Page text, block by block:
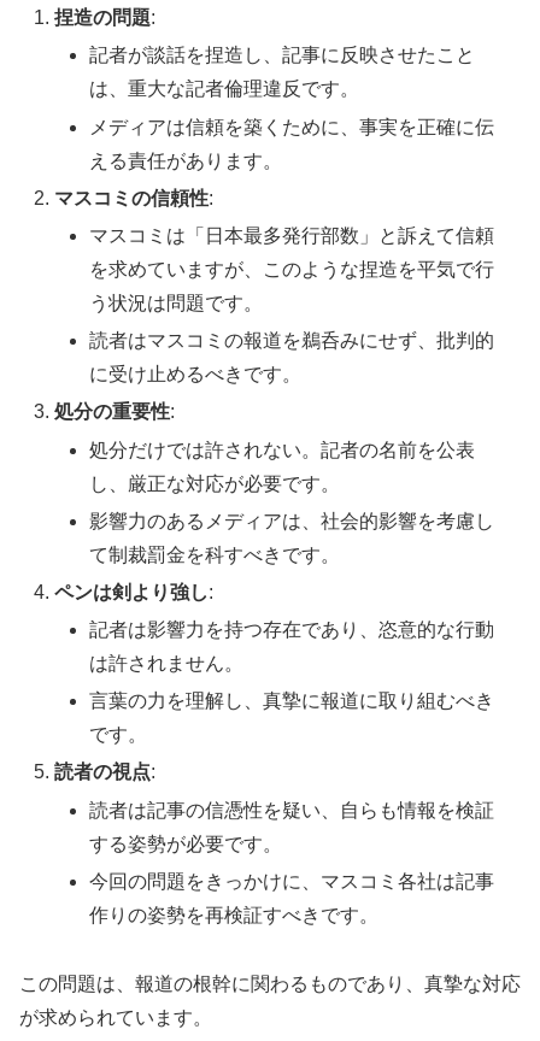
捏造の問題:
記者が談話を捏造し、記事に反映させたこと
は、重大な記者倫理違反です。
メディアは信頼を築くために、事実を正確に伝
える責任があります。
マスコミの信頼性:
マスコミは「日本最多発行部数」と訴えて信頼
を求めていますが、このような捏造を平気で行
う状況は問題です。
読者はマスコミの報道を鵜呑みにせず、批判的
に受け止めるべきです。
処分の重要性:
処分だけでは許されない。記者の名前を公表
し、厳正な対応が必要です。
影響力のあるメディアは、社会的影響を考慮し
て制裁罰金を科すべきです。
ペンは剣より強し:
記者は影響力を持つ存在であり、恣意的な行動
は許されません。
言葉の力を理解し、真摯に報道に取り組むべき
です。
読者の視点:
読者は記事の信憑性を疑い、自らも情報を検証
する姿勢が必要です。
今回の問題をきっかけに、マスコミ各社は記事
作りの姿勢を再検証すべきです。
この問題は、報道の根幹に関わるものであり、真摯な対応
が求められています。